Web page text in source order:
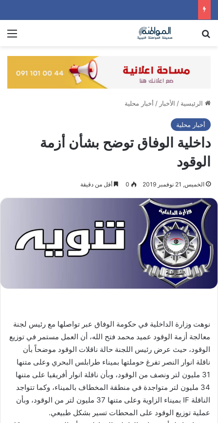
الرئيسية / الأخبار / أخبار محلية
أخبار محلية
داخلية الوفاق توضح بشأن أزمة
الوقود
الخميس, 21 نوفمبر 2019 0 أقل من دقيقة
نوهت وزارة الداخلية في حكومة الوفاق عبر تواصلها مع رئيس لجنة
معالجة أزمة الوقود عميد محمد فتح الله، أن العمل مستمر في توزيع
الوقود، حيث عرض رئيس اللجنة حالة ناقلات الوقود موضحاً بأن
ناقلة انوار النصر تفرغ حوملتها بميناء طرابلس البحري وعلى متنها
31 مليون لتر ونصف من الوقود، وبأن ناقلة انوار أفريقيا على متنها
34 مليون لتر متواجدة في منطقة المخطاف بالميناء، وكما تتواجد
الناقلة IF بميناء الزاوية وعلى متنها 37 مليون لتر من الوقود، وبأن
عملية توزيع الوقود على المحطات تسير بشكل طبيعي.